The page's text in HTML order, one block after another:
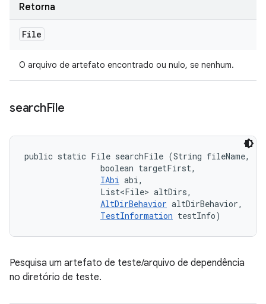
Retorna
File
O arquivo de artefato encontrado ou nulo, se nenhum.
searchFile
public static File searchFile (String fileName,
                boolean targetFirst,
IAbi abi,
                List<File> altDirs,
AltDirBehavior altDirBehavior,
TestInformation testInfo)
Pesquisa um artefato de teste/arquivo de dependência
no diretório de teste.